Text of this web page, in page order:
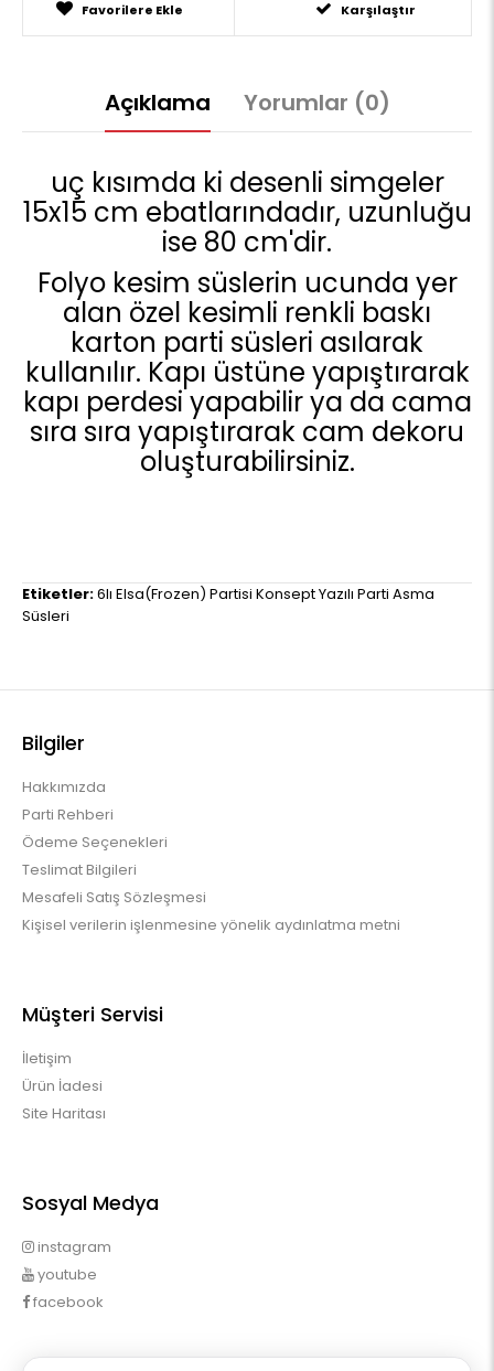
Favorilere Ekle Karşılaştır
Açıklama Yorumlar (0)
uç kısımda ki desenli simgeler
15x15 cm ebatlarındadır, uzunluğu
ise 80 cm'dir.
Folyo kesim süslerin ucunda yer
alan özel kesimli renkli baskı
karton parti süsleri asılarak
kullanılır. Kapı üstüne yapıştırarak
kapı perdesi yapabilir ya da cama
sıra sıra yapıştırarak cam dekoru
oluşturabilirsiniz.
Etiketler:6lı Elsa(Frozen) Partisi Konsept Yazılı Parti Asma
Süsleri
Bilgiler
Hakkımızda
Parti Rehberi
Ödeme Seçenekleri
Teslimat Bilgileri
Mesafeli Satış Sözleşmesi
Kişisel verilerin işlenmesine yönelik aydınlatma metni
Müşteri Servisi
İletişim
Ürün İadesi
Site Haritası
Sosyal Medya
instagram
youtube
facebook